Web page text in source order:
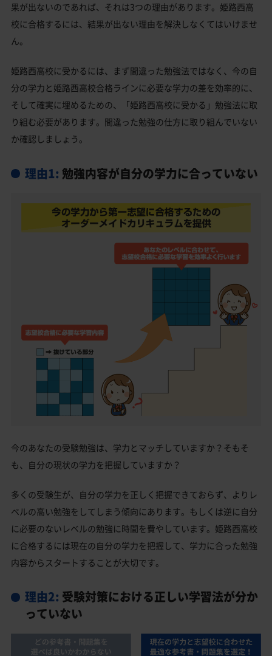
私立大学
姫路西高校と偏差値が近い私立・国立高校一覧
姫路市の他の公立高校
姫路市の他の私立高校
果が出ないのであれば、それは3つの理由があります。姫路西高
校に合格するには、結果が出ない理由を解決しなくてはいけませ
ん。
姫路西高校に受かるには、まず間違った勉強法ではなく、今の自
分の学力と姫路西高校合格ラインに必要な学力の差を効率的に、
そして確実に埋めるための、「姫路西高校に受かる」勉強法に取
り組む必要があります。間違った勉強の仕方に取り組んでいない
か確認しましょう。
理由1: 勉強内容が自分の学力に合っていない
今のあなたの受験勉強は、学力とマッチしていますか？そもそ
も、自分の現状の学力を把握していますか？
多くの受験生が、自分の学力を正しく把握できておらず、よりレ
ベルの高い勉強をしてしまう傾向にあります。もしくは逆に自分
に必要のないレベルの勉強に時間を費やしています。姫路西高校
に合格するには現在の自分の学力を把握して、学力に合った勉強
内容からスタートすることが大切です。
理由2: 受験対策における正しい学習法が分か
っていない